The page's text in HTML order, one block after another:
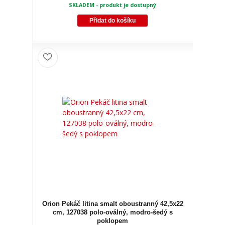
SKLADEM - produkt je dostupný
Přidat do košíku
Orion Pekáč litina smalt oboustranný 42,5x22
cm, 127038 polo-oválný, modro-šedý s
poklopem